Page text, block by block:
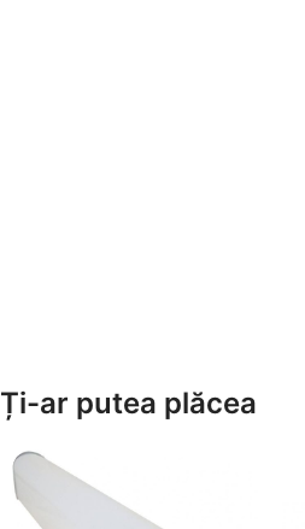
Ți-ar putea plăcea